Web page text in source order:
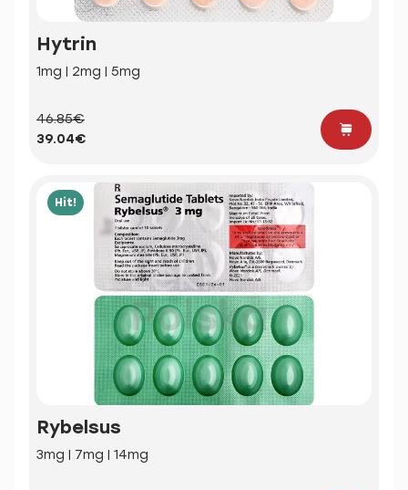
Hytrin
1mg | 2mg | 5mg
46.85€
39.04€
Hit!
Rybelsus
3mg | 7mg | 14mg